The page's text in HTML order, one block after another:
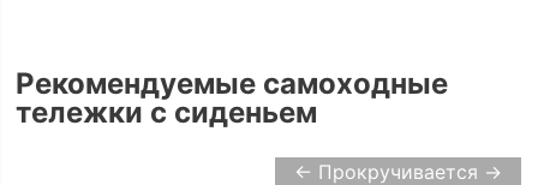
Рекомендуемые самоходные
тележки с сиденьем
← Прокручивается →